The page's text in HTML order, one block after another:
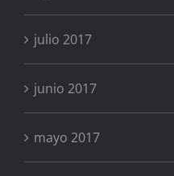
julio 2017
junio 2017
mayo 2017